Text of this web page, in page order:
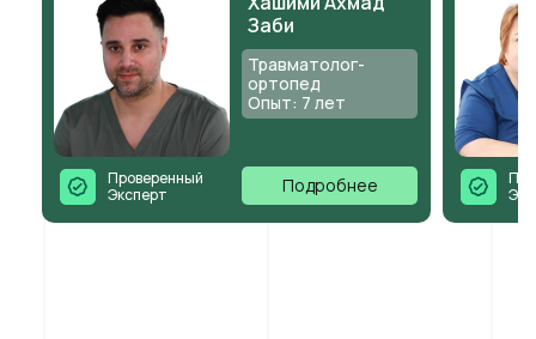
Проверенный
Эксперт
Заби
Травматолог-
ортопед
Опыт: 7 лет
Подробнее